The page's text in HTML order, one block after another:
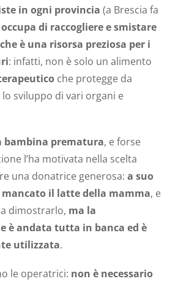
in ogni provincia (a Brescia fa
occupa di raccogliere e smistare
è una risorsa preziosa per i
: infatti, non è solo un alimento
che protegge da
sviluppo di vari organi e
bambina prematura, e forse
l’ha motivata nella scelta
una donatrice generosa:a suo
il latte della mamma, e
dimostrarlo, ma la
è andata tutta in banca ed è
utilizzata.
le operatrici: non è necessario